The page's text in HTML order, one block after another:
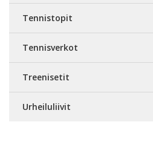
Tennistopit
Tennisverkot
Treenisetit
Urheiluliivit